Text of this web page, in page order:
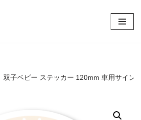
双子ベビー ステッカー 120mm 車用サイン